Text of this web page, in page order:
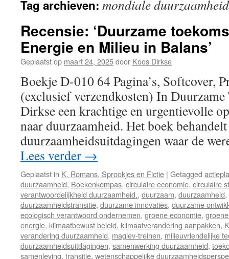
Tag archieven: mondiale
Recensie: ‘Duurzame
Energie en Milieu in Balans’
Geplaatst op maart 24, 2025door Koos Dirkse
Boekje D-010 64 Pagina’s, Softcover,
(exclusief verzendkosten) In
Dirkse een krachtige en urgentievolle
naar duurzaamheid. Het boek
duurzaamheidsuitdagingen waar de
Lees verder →
Geplaatst in K. Romans, Sprookjes en Fictie | Getagged
duurzaamheid, Boekenkompas, circulaire economie, circulaire
verantwoordelijkheid duurzaamheid., duurzaam, duurzaamheid,
duurzaamheidstransitie, duurzame innovaties, duurzame
ecologisch verantwoord ondernemen, groene economie,
energie, klimaatbewust beleid, klimaatverandering aanpakken,
verandering duurzaamheid, maglev-treinen, milieuvriendelijke
duurzaamheidsuitdagingen, samenwerking duurzaamheid,
samenleving, transitie, wetenschappelijke